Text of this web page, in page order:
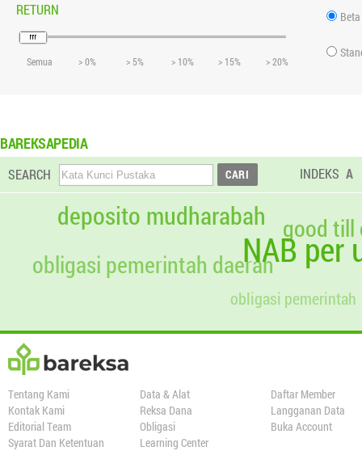
RETURN
Semua > 0% > 5% > 10% > 15% > 20%
Beta
BAREKSAPEDIA
SEARCH INDEKS A
NAB per
deposito mudharabah
obligasi pemerintah
obligasi pemerintah daerah
good till
Tentang Kami
Kontak Kami
Editorial Team
Syarat Dan Ketentuan
Data & Alat
Reksa Dana
Obligasi
Learning Center
Daftar Member
Langganan Data
Buka Account